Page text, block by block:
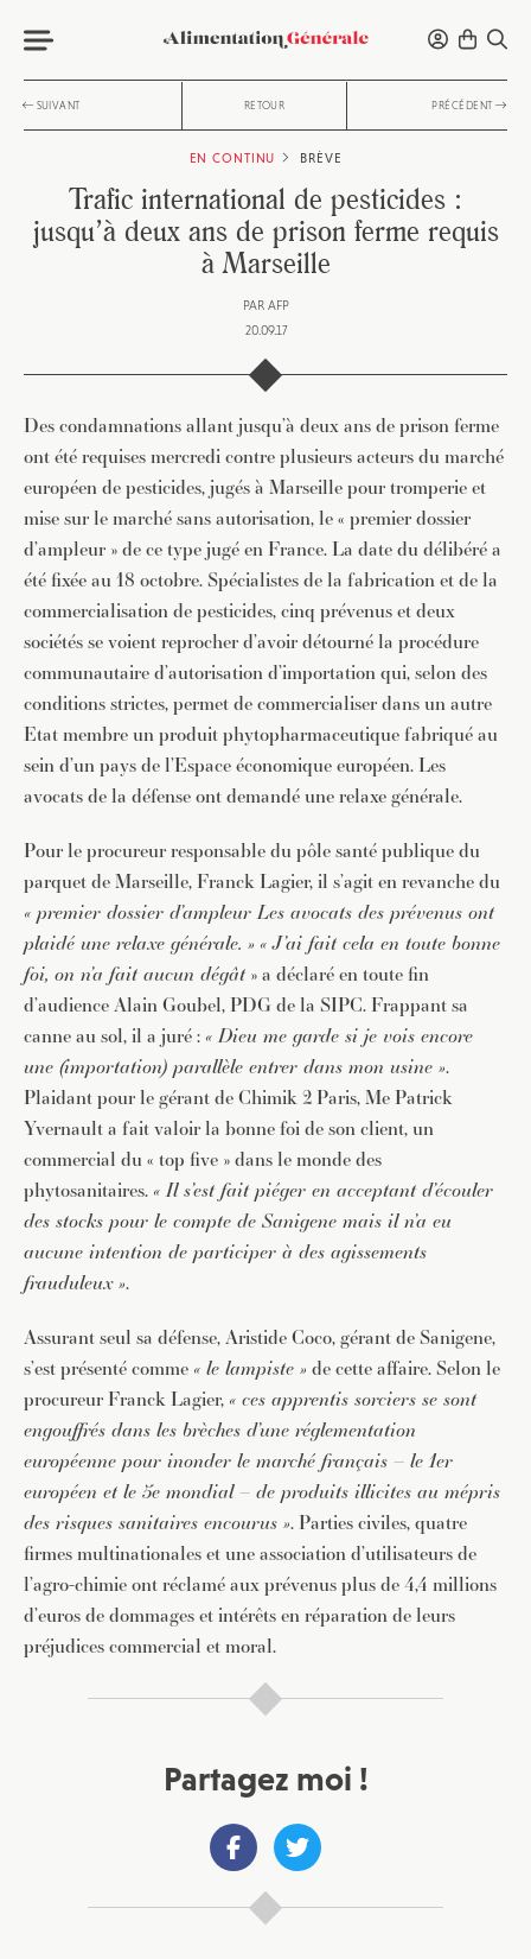
SUIVANT RETOUR PRÉCÉDENT
EN CONTINU BRÈVE
Trafic international de pesticides :
jusqu’à deux ans de prison ferme requis
à Marseille
PAR AFP
20.09.17
Des condamnations allant jusqu’à deux ans de prison ferme
ont été requises mercredi contre plusieurs acteurs du marché
européen de pesticides, jugés à Marseille pour tromperie et
mise sur le marché sans autorisation, le « premier dossier
d’ampleur » de ce type jugé en France. La date du délibéré a
été fixée au 18 octobre. Spécialistes de la fabrication et de la
commercialisation de pesticides, cinq prévenus et deux
sociétés se voient reprocher d’avoir détourné la procédure
communautaire d’autorisation d’importation qui, selon des
conditions strictes, permet de commercialiser dans un autre
Etat membre un produit phytopharmaceutique fabriqué au
sein d’un pays de l’Espace économique européen. Les
avocats de la défense ont demandé une relaxe générale.
Pour le procureur responsable du pôle santé publique du
parquet de Marseille, Franck Lagier, il s’agit en revanche du
« premier dossier d’ampleur Les avocats des prévenus ont
plaidé une relaxe générale. » « J’ai fait cela en toute bonne
foi, on n’a fait aucun dégât» a déclaré en toute fin
d’audience Alain Goubel, PDG de la SIPC. Frappant sa
canne au sol, il a juré : « Dieu me garde si je vois encore
une (importation) parallèle entrer dans mon usine ».
Plaidant pour le gérant de Chimik 2 Paris, Me Patrick
Yvernault a fait valoir la bonne foi de son client, un
commercial du « top five » dans le monde des
phytosanitaires. « Il s’est fait piéger en acceptant d’écouler
des stocks pour le compte de Sanigene mais il n’a eu
aucune intention de participer à des agissements
frauduleux ».
Assurant seul sa défense, Aristide Coco, gérant de Sanigene,
s’est présenté comme « le lampiste » de cette affaire. Selon le
procureur Franck Lagier, « ces apprentis sorciers se sont
engouffrés dans les brèches d’une réglementation
européenne pour inonder le marché français – le 1er
européen et le 5e mondial – de produits illicites au mépris
des risques sanitaires encourus ». Parties civiles, quatre
firmes multinationales et une association d’utilisateurs de
l’agro-chimie ont réclamé aux prévenus plus de 4,4 millions
d’euros de dommages et intérêts en réparation de leurs
préjudices commercial et moral.
Partagez moi !